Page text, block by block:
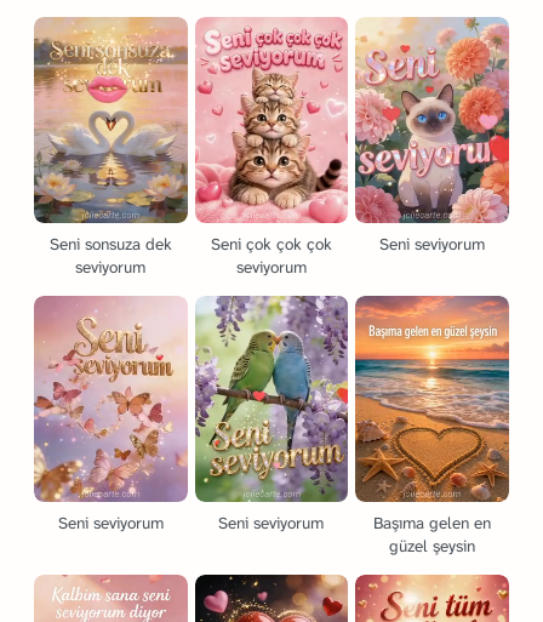
Seni sonsuza dek
seviyorum
Seni çok çok çok
seviyorum
Seni seviyorum
Seni seviyorum Seni seviyorum
Başıma gelen en
güzel şeysin